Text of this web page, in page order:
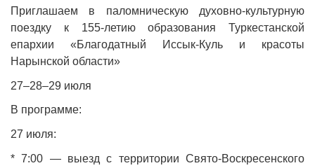
Приглашаем в паломническую духовно‑культурную
поездку к 155-летию образования Туркестанской
епархии «Благодатный Иссык‑Куль и красоты
Нарынской области»
27–28–29 июля
В программе:
27 июля:
* 7:00 — выезд с территории Свято‑Воскресенского